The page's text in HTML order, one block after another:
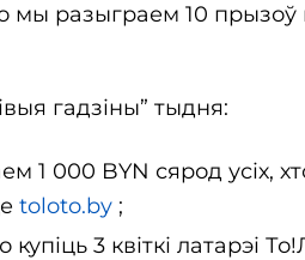
мы разыграем 10 прызоў
гадзіны” тыдня:
1 000 BYN сярод усіх,
toloto.by ;
купіць 3 квіткі латарэі